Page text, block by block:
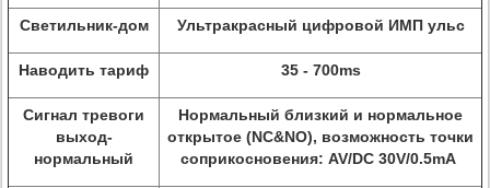
Светильник-дом Ультракрасный цифровой ИМП ульс
Наводить тариф 35 - 700ms
Сигнал тревоги
выход-
нормальный
Нормальный близкий и нормальное
открытое (NC&NO), возможность точки
соприкосновения: AV/DC 30V/0.5mA